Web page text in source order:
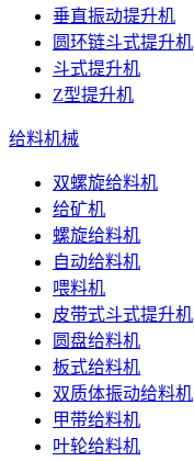
垂直振动提升机
圆环链斗式提升机
斗式提升机
Z型提升机
给料机械
双螺旋给料机
给矿机
螺旋给料机
自动给料机
喂料机
皮带式斗式提升机
圆盘给料机
板式给料机
双质体振动给料机
甲带给料机
叶轮给料机